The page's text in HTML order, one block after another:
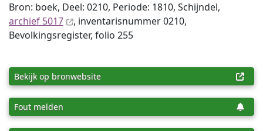
Bron: boek, Deel: 0210, Periode: 1810, Schijndel,
archief 5017
, inventaris­num­mer 0210,
Bevolkingsregister, folio 255
Bekijk op bronwebsite
Fout melden